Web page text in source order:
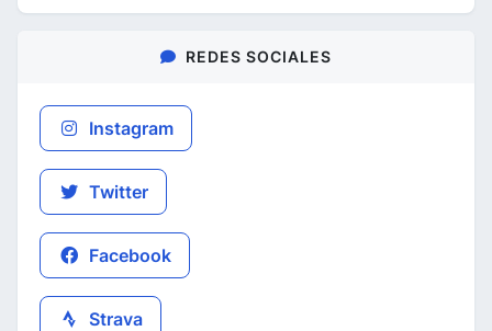
REDES SOCIALES
Instagram
Twitter
Facebook
Strava